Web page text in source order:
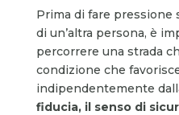
Prima di fare pressione
di un’altra persona, è
percorrere una strada
condizione che
indipendentemente
fiducia, il senso di